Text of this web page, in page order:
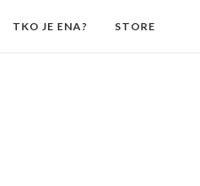
TKO JE ENA? STORE